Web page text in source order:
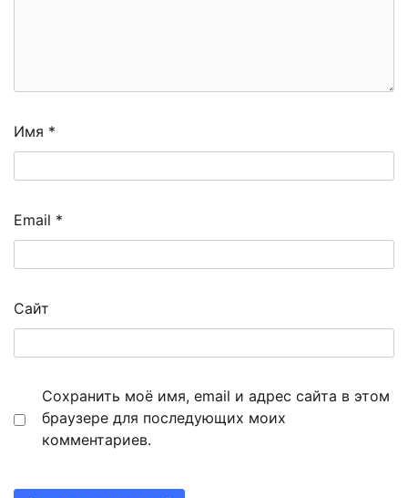
Имя *
Email *
Сайт
Сохранить моё имя, email и адрес сайта в этом
браузере для последующих моих
комментариев.